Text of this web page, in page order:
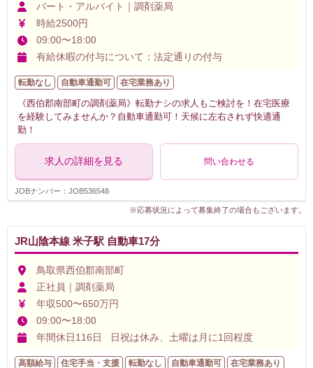
パート・アルバイト｜調剤薬局
時給2500円
09:00〜18:00
有給休暇の付与について：法定通りの付与
転勤なし 自動車通勤可 在宅業務あり
《西伯郡南部町の調剤薬局》転勤ナシの求人もご検討を！在宅医療
を経験してみませんか？自動車通勤可！天候に左右されず快適通
勤！
求人の詳細を見る 問い合わせる
JOBナンバー：JOB536548
※応募状況によって募集終了の場合もございます。
JR山陰本線 米子駅 自動車17分
鳥取県西伯郡南部町
正社員｜調剤薬局
年収500〜650万円
09:00〜18:00
年間休日116日 日祝は休み、土曜は月に1回程度
高額給与 住宅手当・支援 転勤なし 自動車通勤可 在宅業務あり